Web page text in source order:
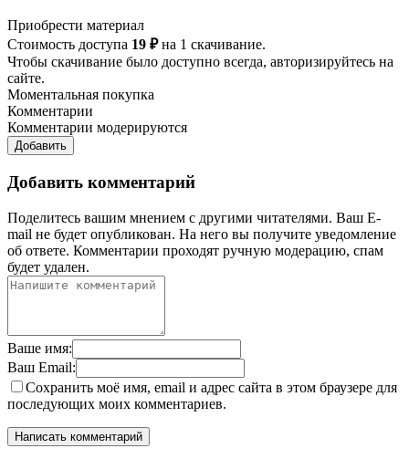
Приобрести материал
Стоимость доступа 19 ₽на 1 скачивание.
Чтобы скачивание было доступно всегда, авторизируйтесь на
сайте.
Моментальная покупка
Комментарии
Комментарии модерируются
Добавить
Добавить комментарий
Поделитесь вашим мнением с другими читателями. Ваш E-
mail не будет опубликован. На него вы получите уведомление
об ответе. Комментарии проходят ручную модерацию, спам
будет удален.
Ваше имя:
Ваш Email:
Сохранить моё имя, email и адрес сайта в этом браузере для
последующих моих комментариев.